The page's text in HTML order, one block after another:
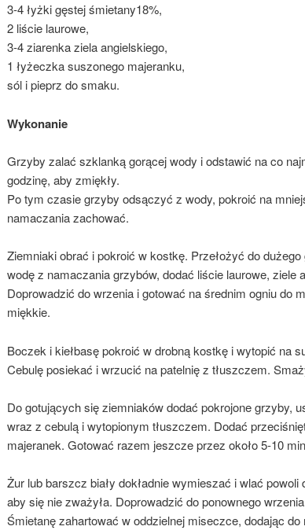
3-4 łyżki gęstej śmietany18%,
2 liście laurowe,
3-4 ziarenka ziela angielskiego,
1 łyżeczka suszonego majeranku,
sól i pieprz do smaku.
Wykonanie
Grzyby zalać szklanką gorącej wody i odstawić na co
godzinę, aby zmiękły.
Po tym czasie grzyby odsączyć z wody, pokroić na
namaczania zachować.
Ziemniaki obrać i pokroić w kostkę. Przełożyć do
wodę z namaczania grzybów, dodać liście laurowe, ziele
Doprowadzić do wrzenia i gotować na średnim ogniu do
miękkie.
Boczek i kiełbasę pokroić w drobną kostkę i wytopić na
Cebulę posiekać i wrzucić na patelnię z tłuszczem.
Do gotujących się ziemniaków dodać pokrojone grzyby,
wraz z cebulą i wytopionym tłuszczem. Dodać
majeranek. Gotować razem jeszcze przez około 5-10
Żur lub barszcz biały dokładnie wymieszać i wlać
aby się nie zważyła. Doprowadzić do ponownego
Śmietanę zahartować w oddzielnej miseczce, dodając do